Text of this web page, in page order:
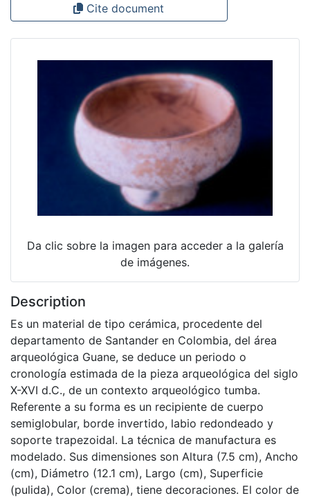
Cite document
Da clic sobre la imagen para acceder a la galería
de imágenes.
Description
Es un material de tipo cerámica, procedente del
departamento de Santander en Colombia, del área
arqueológica Guane, se deduce un periodo o
cronología estimada de la pieza arqueológica del siglo
X-XVI d.C., de un contexto arqueológico tumba.
Referente a su forma es un recipiente de cuerpo
semiglobular, borde invertido, labio redondeado y
soporte trapezoidal. La técnica de manufactura es
modelado. Sus dimensiones son Altura (7.5 cm), Ancho
(cm), Diámetro (12.1 cm), Largo (cm), Superficie
(pulida), Color (crema), tiene decoraciones. El color de